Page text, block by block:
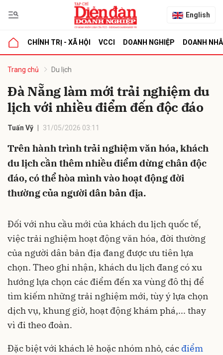
English
CHÍNH TRỊ - XÃ HỘI VCCI DOANH NGHIỆP DOANH
Trang chủ Du lịch
Đà Nẵng làm mới trải nghiệm du
lịch với nhiều điểm đến độc đáo
Tuấn Vỹ 31/05/2026 03:11
Trên hành trình trải nghiệm văn hóa, khách
du lịch cần thêm nhiều điểm dừng chân độc
đáo, có thể hòa mình vào hoạt động đời
thường của người dân bản địa.
Đối với nhu cầu mới của khách du lịch quốc tế,
việc trải nghiệm hoạt động văn hóa, đời thường
của người dân bản địa đang được ưu tiên lựa
chọn. Theo ghi nhận, khách du lịch đang có xu
hướng lựa chọn các điểm đến xa vùng đô thị để
tìm kiếm những trải nghiệm mới, tùy ý lựa chọn
dịch vụ, khung giờ, hoạt động khám phá,... thay
vì đi theo đoàn.
Đặc biệt với khách lẻ hoặc nhóm nhỏ, các điểm
luận
Hủy